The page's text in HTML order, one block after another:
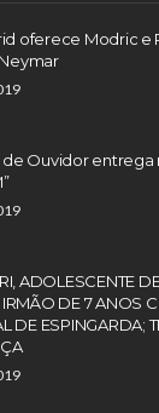
oferece Modric e
Ouvidor entrega
ADOLESCENTE
DE 7 ANOS
DE ESPINGARDA;